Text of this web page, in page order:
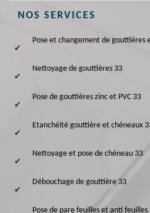
NOS SERVICES
Pose et changement de gouttières
Nettoyage de gouttières 33
Pose de gouttières zinc et PVC 33
Etanchéité gouttière et chéneaux
Nettoyage et pose de chéneau 33
Débouchage de gouttière 33
Pose de pare feuilles et anti